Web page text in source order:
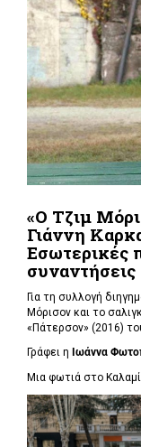
«Ο Τζιμ
Γιάννη
Εσωτερικές
συναντήσεις
Για τη συλλογή
Μόρισον και το
«Πάτερσον» (2016)
Γράφει η Ιωάννα
Μια φωτιά στο